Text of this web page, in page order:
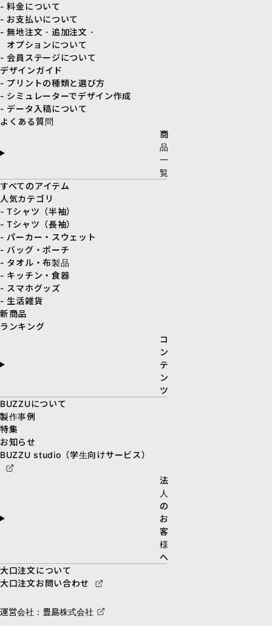
- 料金について
- お支払いについて
- 無地注文・追加注文・
オプションについて
- 会員ステージについて
デザインガイド
- プリントの種類と選び方
- シミュレーターでデザイン作成
- データ入稿について
よくある質問
商
品
一
覧
すべてのアイテム
人気カテゴリ
- Tシャツ（半袖）
- Tシャツ（長袖）
- パーカー・スウェット
- バッグ・ポーチ
- タオル・布製品
- キッチン・食器
- スマホグッズ
- 生活雑貨
新商品
ランキング
コ
ン
テ
ン
ツ
BUZZUについて
製作事例
特集
お知らせ
BUZZU studio（学生向けサービス）
法
人
の
お
客
様
へ
大口注文について
大口注文お問い合わせ
運営会社：豊島株式会社